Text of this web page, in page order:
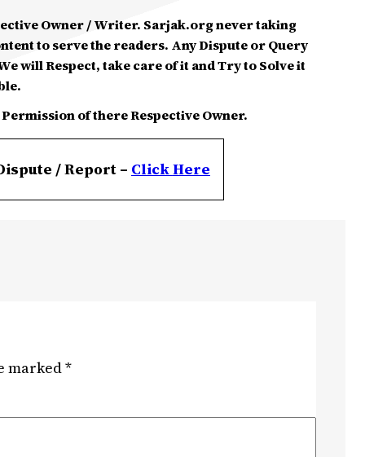
Owner / Writer. Sarjak.org never taking
to serve the readers. Any Dispute or Query
will Respect, take care of it and Try to Solve it
of there Respective Owner.
/ Report – ClickHere
marked*